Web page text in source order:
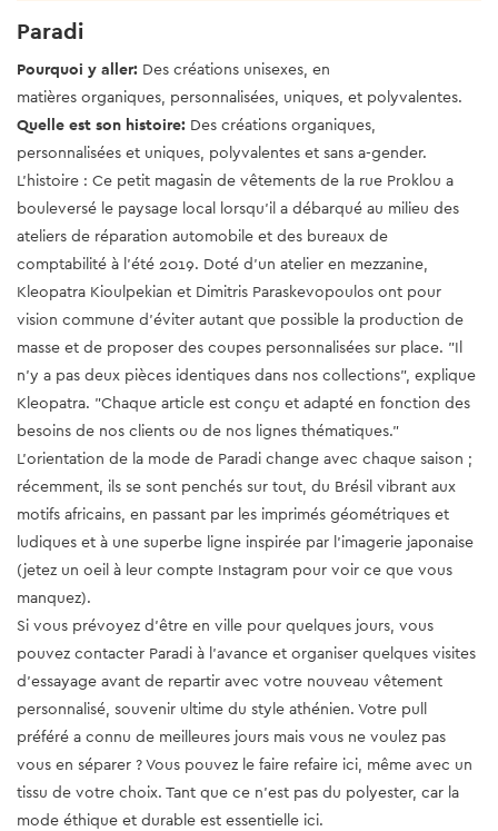
Paradi
Pourquoi y aller: Des créations unisexes, en
matières organiques, personnalisées, uniques, et polyvalentes.
Quelle est son histoire: Des créations organiques,
personnalisées et uniques, polyvalentes et sans a-gender.
L'histoire : Ce petit magasin de vêtements de la rue Proklou a
bouleversé le paysage local lorsqu'il a débarqué au milieu des
ateliers de réparation automobile et des bureaux de
comptabilité à l'été 2019. Doté d'un atelier en mezzanine,
Kleopatra Kioulpekian et Dimitris Paraskevopoulos ont pour
vision commune d'éviter autant que possible la production de
masse et de proposer des coupes personnalisées sur place. "Il
n'y a pas deux pièces identiques dans nos collections", explique
Kleopatra. "Chaque article est conçu et adapté en fonction des
besoins de nos clients ou de nos lignes thématiques."
L'orientation de la mode de Paradi change avec chaque saison ;
récemment, ils se sont penchés sur tout, du Brésil vibrant aux
motifs africains, en passant par les imprimés géométriques et
ludiques et à une superbe ligne inspirée par l'imagerie japonaise
(jetez un oeil à leur compte Instagram pour voir ce que vous
manquez).
Si vous prévoyez d'être en ville pour quelques jours, vous
pouvez contacter Paradi à l'avance et organiser quelques visites
d'essayage avant de repartir avec votre nouveau vêtement
personnalisé, souvenir ultime du style athénien. Votre pull
préféré a connu de meilleures jours mais vous ne voulez pas
vous en séparer ? Vous pouvez le faire refaire ici, même avec un
tissu de votre choix. Tant que ce n'est pas du polyester, car la
mode éthique et durable est essentielle ici.